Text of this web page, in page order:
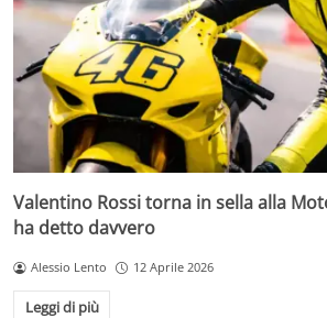
Valentino Rossi torna in sella alla
ha detto davvero
Alessio Lento 12 Aprile 2026
Leggi di più